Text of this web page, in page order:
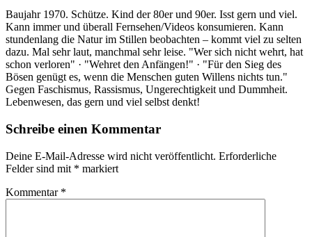
Baujahr 1970. Schütze. Kind der 80er und 90er. Isst gern und viel.
Kann immer und überall Fernsehen/Videos konsumieren. Kann
stundenlang die Natur im Stillen beobachten – kommt viel zu selten
dazu. Mal sehr laut, manchmal sehr leise. "Wer sich nicht wehrt, hat
schon verloren" · "Wehret den Anfängen!" · "Für den Sieg des
Bösen genügt es, wenn die Menschen guten Willens nichts tun."
Gegen Faschismus, Rassismus, Ungerechtigkeit und Dummheit.
Lebenwesen, das gern und viel selbst denkt!
Schreibe einen Kommentar
Deine E-Mail-Adresse wird nicht veröffentlicht. Erforderliche
Felder sind mit * markiert
Kommentar *